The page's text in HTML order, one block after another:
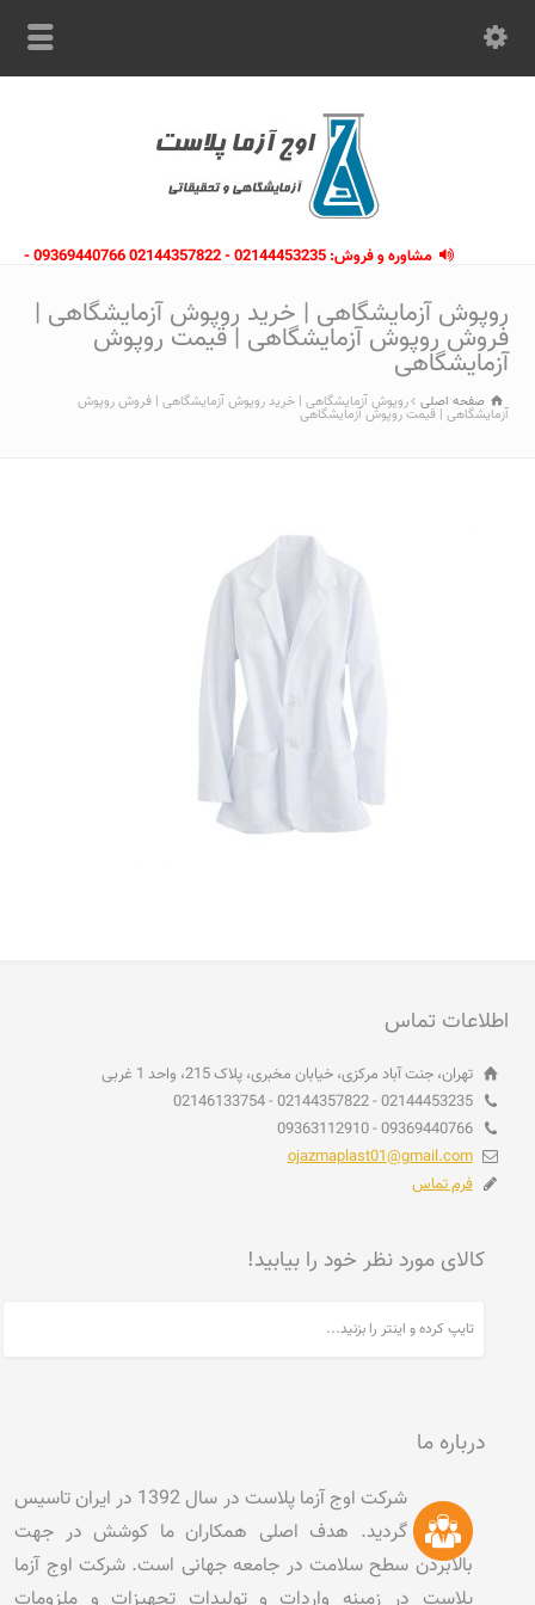
مشاوره و فروش: 02144453235 - 02144357822 09369440766 -
روپوش آزمایشگاهی | خرید روپوش آزمایشگاهی |
فروش روپوش آزمایشگاهی | قیمت روپوش
آزمایشگاهی
صفحه اصلی روپوش آزمایشگاهی | خرید روپوش آزمایشگاهی | فروش روپوش
آزمایشگاهی | قیمت روپوش آزمایشگاهی
اطلاعات تماس
تهران، جنت آباد مرکزی، خیابان مخبری، پلاک 215، واحد 1 غربی
02144453235 - 02144357822 - 02146133754
09369440766 - 09363112910
ojazmaplast01@gmail.com
فرم تماس
کالای مورد نظر خود را بیابید!
درباره ما
شرکت اوج آزما پلاست در سال 1392 در ایران تاسیس
گردید. هدف اصلی همکاران ما کوشش در جهت
بالابردن سطح سلامت در جامعه جهانی است. شرکت اوج آزما